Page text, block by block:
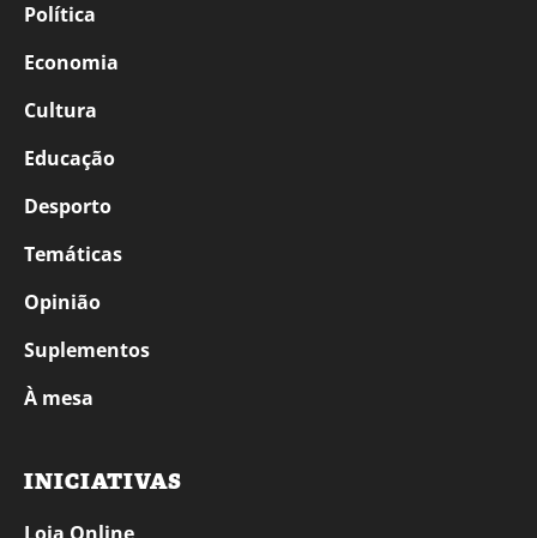
Política
Economia
Cultura
Educação
Desporto
Temáticas
Opinião
Suplementos
À mesa
INICIATIVAS